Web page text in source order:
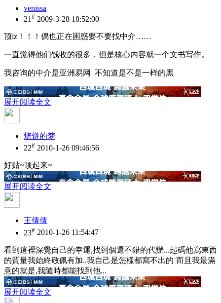
venissa
21 # 2009-3-28 18:52:00
顶lz！！！偶也正在困惑要不要找中介……
一直觉得他们钱收的很多，但是核心内容就一个文书写作。
我咨询的中介是亚洲易网 不知道是不是一样的黑
展开阅读全文
烧饼的梦
22# 2010-1-26 09:46:56
好贴~顶起来~
展开阅读全文
王倩倩
23# 2010-1-26 11:54:47
看到這裡深覺自己的幸運,找到個還不錯的代辦...起碼他寫東西
的質量我始終敬佩有加..我自己是怎樣都寫不出的˙而且我最滿
意的就是,我隨時都能找到他...
展开阅读全文